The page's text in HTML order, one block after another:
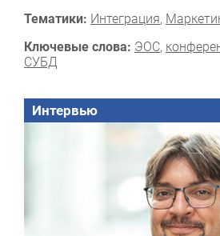
Тематики: Интеграция,
Ключевые слова: ЭОС,
СУБД
Интервью